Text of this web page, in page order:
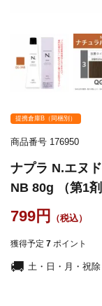
提携倉庫B（同梱別）
商品番号 176950
ナプラ N.エヌ
NB 80g （第1
799
獲得予定 7 ポイント
土・日・月・祝